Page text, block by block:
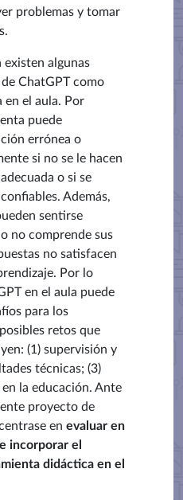
problemas y tomar
existen algunas
ChatGPT como
en el aula. Por
puede
errónea o
si no se le hacen
o si se
Además,
sentirse
no comprende sus
no satisfacen
Por lo
en el aula puede
para los
retos que
(1) supervisión y
técnicas; (3)
la educación. Ante
proyecto de
en evaluar en
incorporar el
didáctica en el